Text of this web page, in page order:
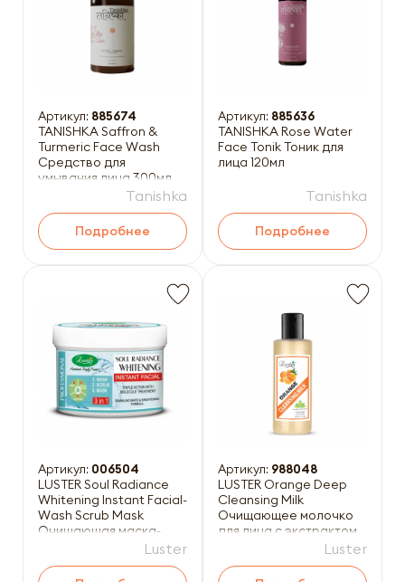
Артикул: 885674
TANISHKA Saffron &
Turmeric Face Wash
Средство для
умывания лица 300мл
Tanishka
Подробнее
Артикул: 885636
TANISHKA Rose Water
Face Tonik Тоник для
лица 120мл
Tanishka
Подробнее
Артикул: 006504
LUSTER Soul Radiance
Whitening Instant Facial-
Wash Scrub Mask
Очищающая маска-
Luster
Артикул: 988048
LUSTER Orange Deep
Cleansing Milk
Очищающее молочко
для лица с экстрактом
апельсина и витамином
Luster